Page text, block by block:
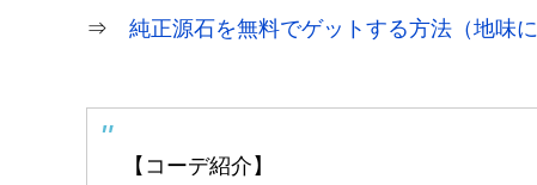
⇒ 純正源石を無料でゲットする方法（地味に
【コーデ紹介】